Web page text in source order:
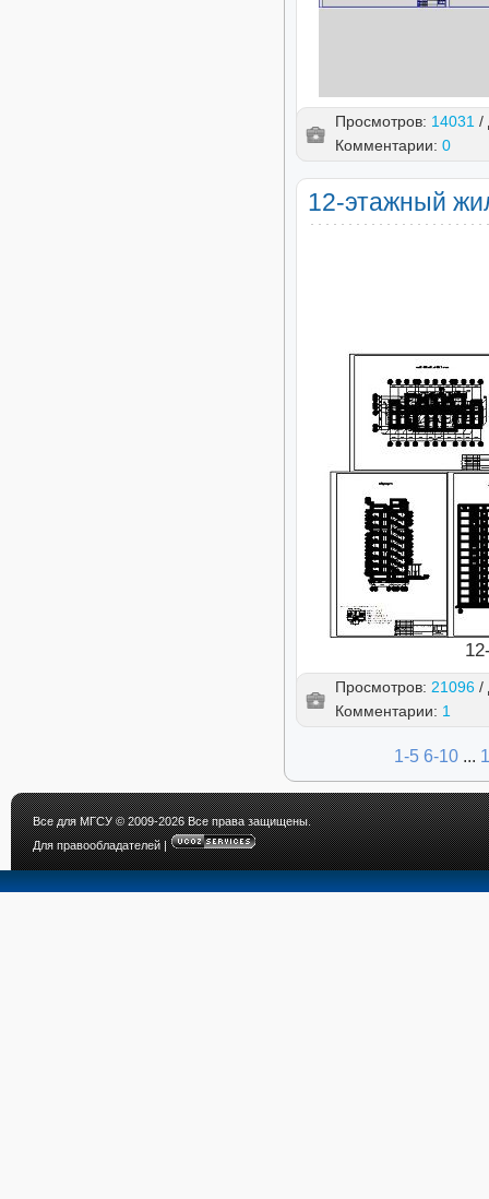
Просмотров: 14031 /
Комментарии: 0
12-этажный
Просмотров: 21096 /
Комментарии: 1
1-5 6-10 ...
Все для МГСУ© 2009-2026 Все права защищены.
Для правообладателей|